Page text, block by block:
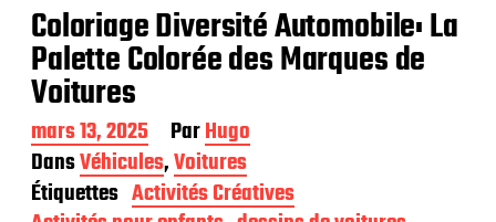
Coloriage Diversité Automobile: La
Palette Colorée des Marques de
Voitures
D
a
t
e
mars 13, 2025 ParHugo
DansVéhicules,Voitures
Étiquettes Activités Créatives